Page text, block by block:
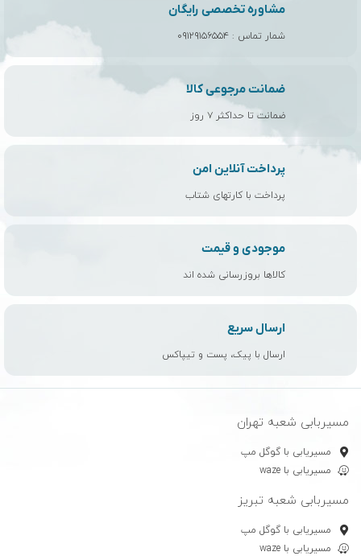
مشاوره تخصصی رایگان
شمار تماس : ۰۹۱۲۹۱۵۶۵۵۴
ضمانت مرجوعی کالا
ضمانت تا حداکثر ۷ روز
پرداخت آنلاین امن
پرداخت با کارتهای شتاب
موجودی و قیمت
کالاها بروزرسانی شده اند
ارسال سریع
ارسال با پیک، پست و تیپاکس
مسیربابی شعبه تهران
مسیریابی با گوگل مپ
مسیریابی با waze
مسیربابی شعبه تبریز
مسیریابی با گوگل مپ
مسیریابی با waze